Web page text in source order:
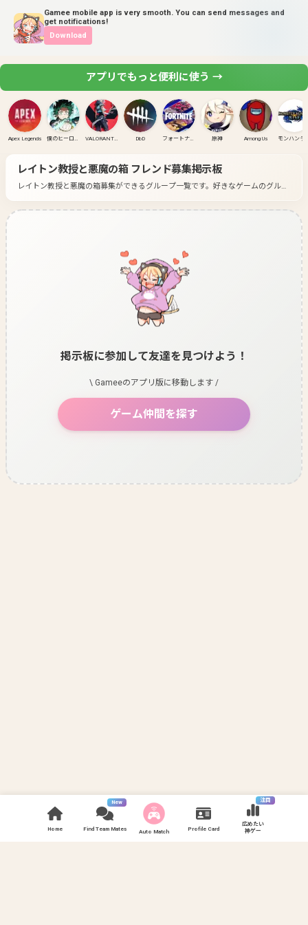
Gamee mobile app is very smooth. You can send messages and
get notifications!
Download
Home
New
Find Team Mates Auto Match Profile Card
注目
広めたい
神ゲー
アプリでもっと便利に使う →
Apex Legends 僕のヒーローアカデミア ULTRA RUMBLE VALORANT(PC) DbD フォートナイト 原神 Among Us
レイトン教授と悪魔の箱フレンド募集掲示板
レイトン教授と悪魔の箱募集ができるグループ一覧です。 好きなゲームのグルー
掲示板に参加して友達を見つけよう！
\ Gameeのアプリ版に移動します /
ゲーム仲間を探す